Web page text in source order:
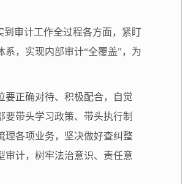
审计工作全过程各方面，紧盯
，实现内部审计“全覆盖”，为
要正确对待、积极配合，自觉
带头学习政策、带头执行制
理各项业务，坚决做好查纠整
审计，树牢法治意识、责任意